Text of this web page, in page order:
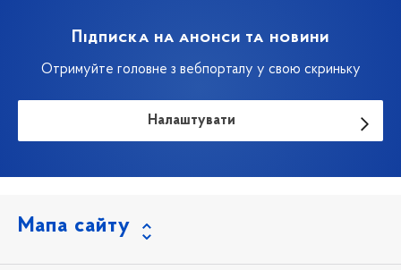
Підписка на анонси та новини
Отримуйте головне з вебпорталу у свою скриньку
Налаштувати
Мапа сайту